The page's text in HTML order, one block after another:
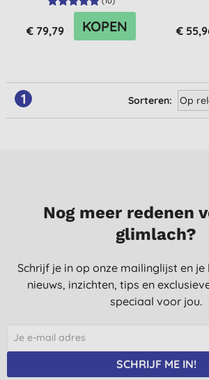
€ 79,79 KOPEN €
1 Sorteren:
Nog meer redenen
glimlach?
Schrijf je in op onze mailinglijst en
nieuws, inzichten, tips en
speciaal voor jou.
SCHRIJF ME IN!